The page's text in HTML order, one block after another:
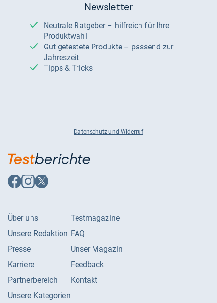
Newsletter
Neutrale Ratgeber – hilfreich für Ihre
Produktwahl
Gut getestete Produkte – passend zur
Jahreszeit
Tipps & Tricks
Datenschutz und Widerruf
Auf
Facebook
Auf
Instagram
Auf
X
Über uns
Unsere Redaktion
Presse
Karriere
Partnerbereich
Unsere Kategorien
Testmagazine
FAQ
Unser Magazin
Feedback
Kontakt